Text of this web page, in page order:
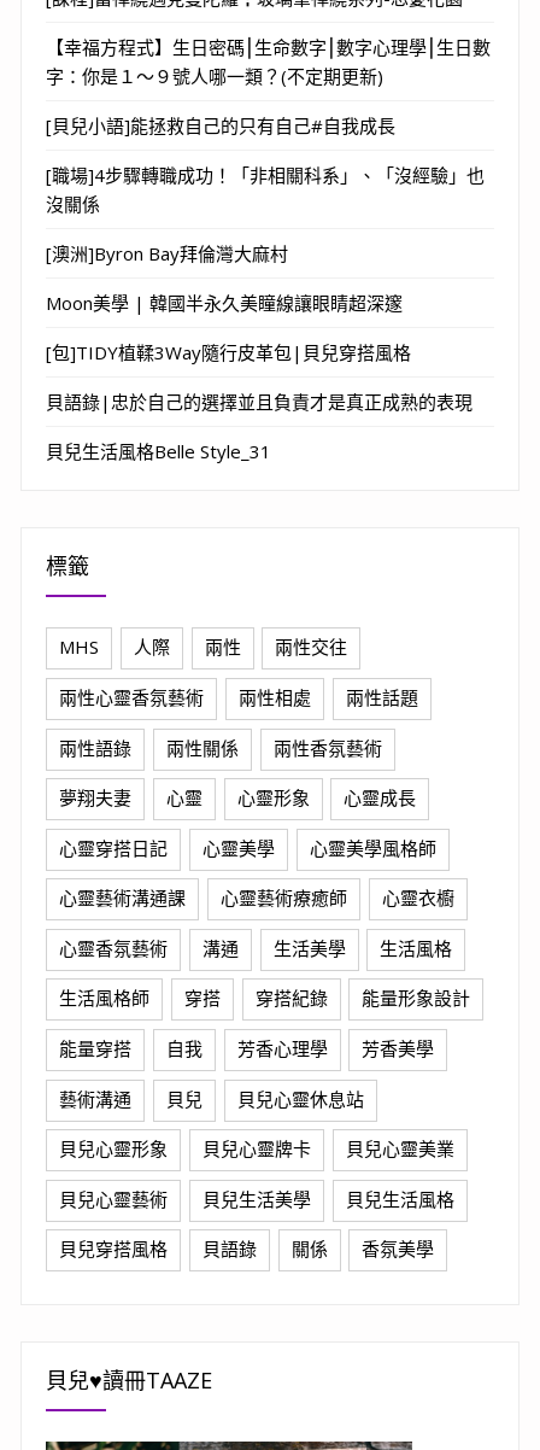
【幸福方程式】生日密碼⎮生命數字⎮數字心理學⎮生日數
字：你是１～９號人哪一類？(不定期更新)
[貝兒小語]能拯救自己的只有自己#自我成長
[職場]4步驟轉職成功！「非相關科系」、「沒經驗」也
沒關係
[澳洲]Byron Bay拜倫灣大麻村
Moon美學 | 韓國半永久美瞳線讓眼睛超深邃
[包]TIDY植鞣3Way隨行皮革包|貝兒穿搭風格
貝語錄|忠於自己的選擇並且負責才是真正成熟的表現
貝兒生活風格Belle Style_31
標籤
MHS 人際 兩性 兩性交往
兩性心靈香氛藝術 兩性相處 兩性話題
兩性語錄 兩性關係 兩性香氛藝術
夢翔夫妻 心靈 心靈形象 心靈成長
心靈穿搭日記 心靈美學 心靈美學風格師
心靈藝術溝通課 心靈藝術療癒師 心靈衣櫥
心靈香氛藝術 溝通 生活美學 生活風格
生活風格師 穿搭 穿搭紀錄 能量形象設計
能量穿搭 自我 芳香心理學 芳香美學
藝術溝通 貝兒 貝兒心靈休息站
貝兒心靈形象 貝兒心靈牌卡 貝兒心靈美業
貝兒心靈藝術 貝兒生活美學 貝兒生活風格
貝兒穿搭風格 貝語錄 關係 香氛美學
貝兒♥讀冊TAAZE